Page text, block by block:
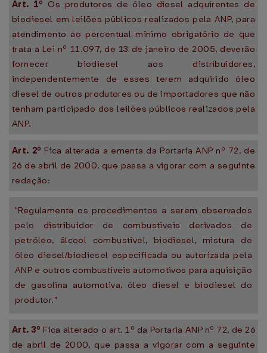
Art. 1º Os produtores de óleo diesel adquirentes de
biodiesel em leilões públicos realizados pela ANP, para
atendimento ao percentual mínimo obrigatório de que
trata a Lei nº 11.097, de 13 de janeiro de 2005, deverão
fornecer biodiesel aos distribuidores,
independentemente de esses terem adquirido óleo
diesel de outros produtores ou de importadores que não
tenham participado dos leilões públicos realizados pela
ANP.
Art. 2º Fica alterada a ementa da Portaria ANP nº 72, de
26 de abril de 2000, que passa a vigorar com a seguinte
redação:
"Regulamenta os procedimentos a serem observados
pelo distribuidor de combustíveis derivados de
petróleo, álcool combustível, biodiesel, mistura de
óleo diesel/biodiesel especificada ou autorizada pela
ANP e outros combustíveis automotivos para aquisição
de gasolina automotiva, óleo diesel e biodiesel do
produtor."
Art. 3º Fica alterado o art. 1º da Portaria ANP nº 72, de 26
de abril de 2000, que passa a vigorar com a seguinte